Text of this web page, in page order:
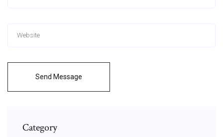
Send Message
Category